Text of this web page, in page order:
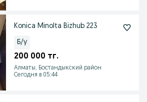
Konica Minolta Bizhub 223
Б/у
200 000 тг.
Алматы, Бостандыкский район
Сегодня в 05:44